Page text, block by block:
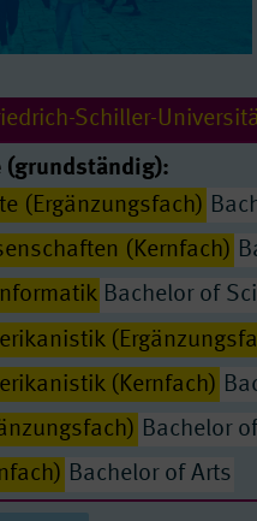
Schiller-
(grundständig):
(Ergänzungsfach)
(Kernfach)
Bachelor of
(Kernfach)
Bachelor
Bachelor of Arts